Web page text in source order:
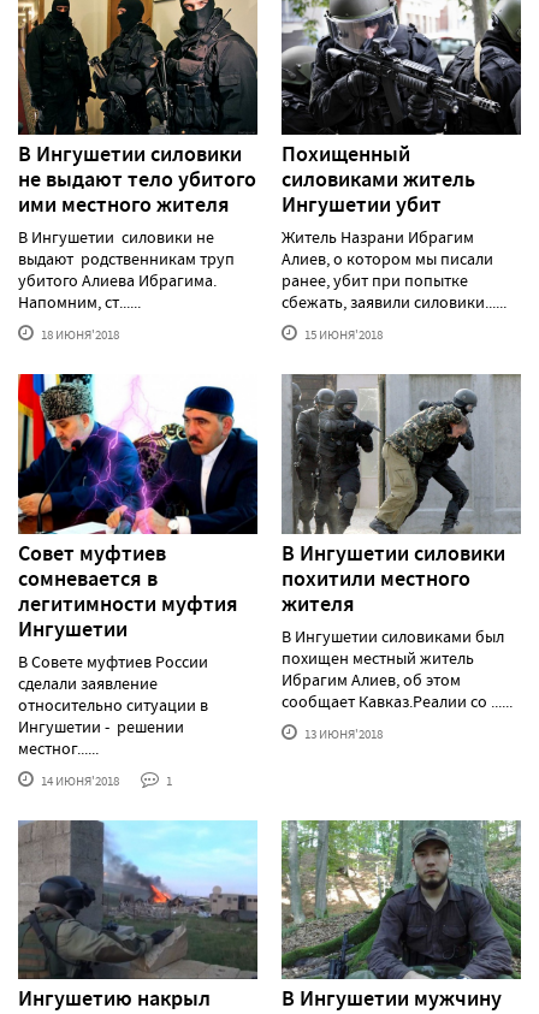
В Ингушетии силовики
не выдают тело убитого
ими местного жителя
В Ингушетии силовики не
выдают родственникам труп
убитого Алиева Ибрагима.
Напомним, ст......
18 ИЮНЯ'2018
Похищенный
силовиками житель
Ингушетии убит
Житель Назрани Ибрагим
Алиев, о котором мы писали
ранее, убит при попытке
сбежать, заявили силовики......
15 ИЮНЯ'2018
Совет муфтиев
сомневается в
легитимности муфтия
Ингушетии
В Совете муфтиев России
сделали заявление
относительно ситуации в
Ингушетии - решении
местног......
14 ИЮНЯ'2018 1
В Ингушетии силовики
похитили местного
жителя
В Ингушетии силовиками был
похищен местный житель
Ибрагим Алиев, об этом
сообщает Кавказ.Реалии со ......
13 ИЮНЯ'2018
Ингушетию накрыл
В Ингушетии мужчину